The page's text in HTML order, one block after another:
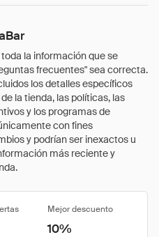
la información que se
frecuentes" sea correcta.
los detalles específicos
la tienda, las políticas, las
y los programas de
con fines
y podrían ser inexactos u
más reciente y
Mejor descuento
10%